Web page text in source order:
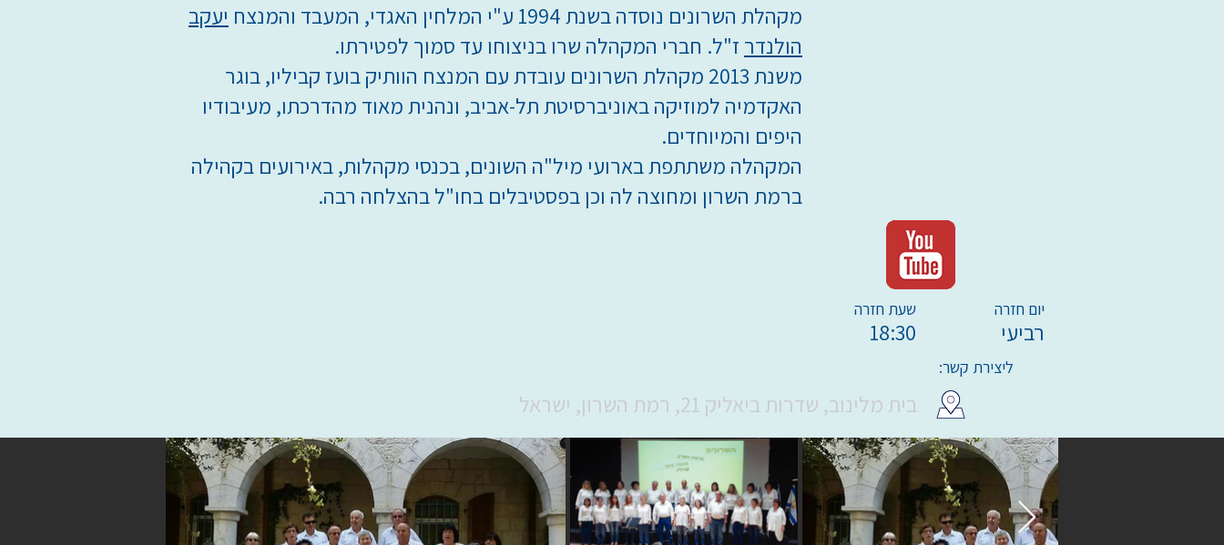
מקהלת השרונים נוסדה בשנת 1994 ע"י המלחין האגדי, המעבד והמנצח
יעקב
הולנדר ז"ל. חברי המקהלה שרו בניצוחו עד סמוך לפטירתו.
משנת 2013 מקהלת השרונים עובדת עם המנצח הוותיק בועז קביליו, בוגר
האקדמיה למוזיקה באוניברסיטת תל-אביב, ונהנית מאוד מהדרכתו, מעיבודיו
היפים והמיוחדים.
המקהלה משתתפת בארועי מיל"ה השונים, בכנסי מקהלות, באירועים בקהילה
ברמת השרון ומחוצה לה וכן בפסטיבלים בחו"ל בהצלחה רבה.
18:30
שעת חזרה
רביעי
יום חזרה
בית מלינוב, שדרות ביאליק 21, רמת השרון, ישראל
ליצירת קשר: